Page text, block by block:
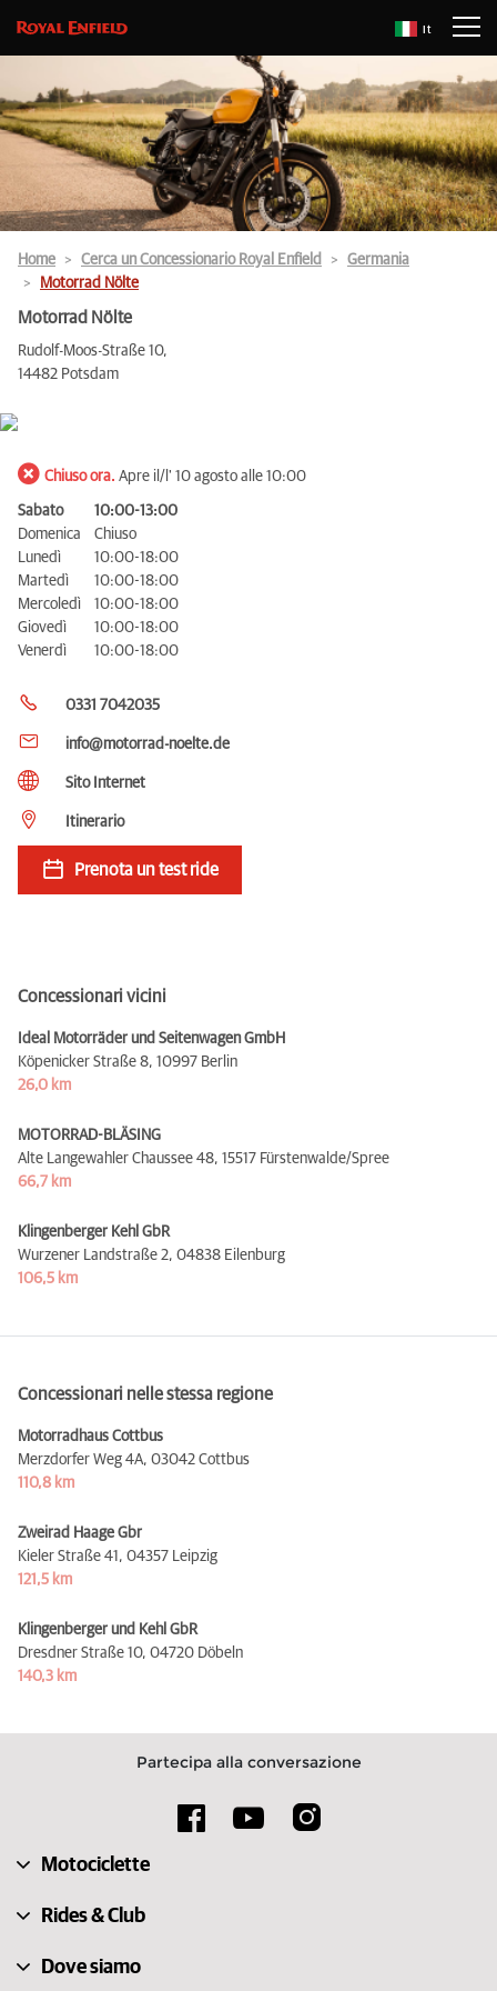
It
Home Cerca un Concessionario Royal Enfield
Germania
Motorrad Nölte
Motorrad Nölte
Rudolf-Moos-Straße 10,
14482 Potsdam
Chiuso ora. Apre il/l' 10 agosto alle 10:00
Sabato
10:00-13:00
Domenica
Chiuso
Lunedì
10:00-18:00
Martedì
10:00-18:00
Mercoledì
10:00-18:00
Giovedì
10:00-18:00
Venerdì
10:00-18:00
0331 7042035
info@motorrad-noelte.de
Sito Internet
Itinerario
Prenota un test ride
Concessionari vicini
Ideal Motorräder und Seitenwagen GmbH
Köpenicker Straße 8, 10997 Berlin
26,0 km
MOTORRAD-BLÄSING
Alte Langewahler Chaussee 48, 15517 Fürstenwalde/Spree
66,7 km
Klingenberger Kehl GbR
Wurzener Landstraße 2, 04838 Eilenburg
106,5 km
Concessionari nelle stessa regione
Motorradhaus Cottbus
Merzdorfer Weg 4A, 03042 Cottbus
110,8 km
Zweirad Haage Gbr
Kieler Straße 41, 04357 Leipzig
121,5 km
Klingenberger und Kehl GbR
Dresdner Straße 10, 04720 Döbeln
140,3 km
Partecipa alla conversazione
Motociclette
Rides & Club
Dove siamo